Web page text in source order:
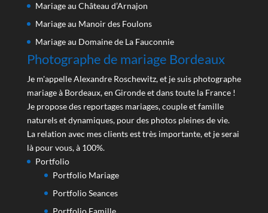
Mariage au Château d’Arnajon
Mariage au Manoir des Foulons
Mariage au Domaine de La Fauconnie
Photographe de mariage Bordeaux
Je m'appelle Alexandre Roschewitz, et je suis photographe
mariage à Bordeaux, en Gironde et dans toute la France !
Je propose des reportages mariages, couple et famille
naturels et dynamiques, pour des photos pleines de vie.
La relation avec mes clients est très importante, et je serai
là pour vous, à 100%.
Portfolio
Portfolio Mariage
Portfolio Seances
Portfolio Famille